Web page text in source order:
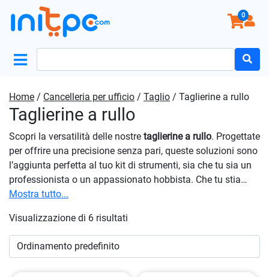
0
Home / Cancelleria per ufficio / Taglio / Taglierine a rullo
Taglierine a rullo
Scopri la versatilità delle nostre taglierine a rullo. Progettate
per offrire una precisione senza pari, queste soluzioni sono
l’aggiunta perfetta al tuo kit di strumenti, sia che tu sia un
professionista o un appassionato hobbista. Che tu stia
tagliando carta, pellicola, tessuto o altro, troverai la
efficienza al tuo processo di taglio con i migliori prodotti a
rullo sul mercato. Scegli la precisione, scegli la qualità –
Scegli le nostretaglierine a rullo
Mostra tutto...
Visualizzazione di 6 risultati